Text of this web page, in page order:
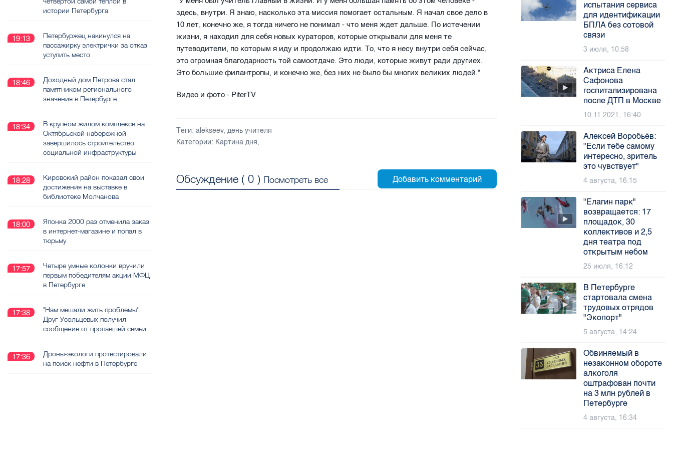
здесь, внутри. Я знаю, насколько эта миссия помогает остальным. Я начал свое дело в
10 лет, конечно же, я тогда ничего не понимал - что меня ждет дальше. По истечении
жизни, я находил для себя новых кураторов, которые открывали для меня те
путеводители, по которым я иду и продолжаю идти. То, что я несу внутри себя сейчас,
это огромная благодарность той самоотдаче. Это люди, которые живут ради другиех.
Это большие филантропы, и конечно же, без них не было бы многих великих людей."
Видео и фото - PiterTV
Теги: alekseev,день учителя
Категории: Картина дня,
Обсуждение (0 ) Посмотреть все
истории Петербурга
19:13
Петербуржец накинулся на
пассажирку электрички за отказ
уступить место
18:46
Доходный дом Петрова стал
памятником регионального
значения в Петербурге
18:34
В крупном жилом комплексе на
Октябрьской набережной
завершилось строительство
социальной инфраструктуры
18:28
Кировский район показал свои
достижения на выставке в
библиотеке Молчанова
18:00
Японка 2000 раз отменила заказ
в интернет-магазине и попал в
тюрьму
17:57
Четыре умные колонки вручили
первым победителям акции МФЦ
в Петербурге
17:38
"Нам мешали жить проблемы".
Друг Усольцевых получил
сообщение от пропавшей семьи
17:36
Дроны-экологи протестировали
на поиск нефти в Петербурге
испытания сервиса
для идентификации
БПЛА без сотовой
связи
3 июля, 10:58
Актриса Елена
Сафонова
госпитализирована
после ДТП в Москве
10.11.2021, 16:40
Алексей Воробьёв:
"Если тебе самому
интересно, зритель
это чувствует"
4 августа, 16:15
"Елагин парк"
возвращается: 17
площадок, 30
коллективов и 2,5
дня театра под
открытым небом
25 июля, 16:12
В Петербурге
стартовала смена
трудовых отрядов
"Экопорт"
5 августа, 14:24
Обвиняемый в
незаконном обороте
алкоголя
оштрафован почти
на 3 млн рублей в
Петербурге
4 августа, 16:34